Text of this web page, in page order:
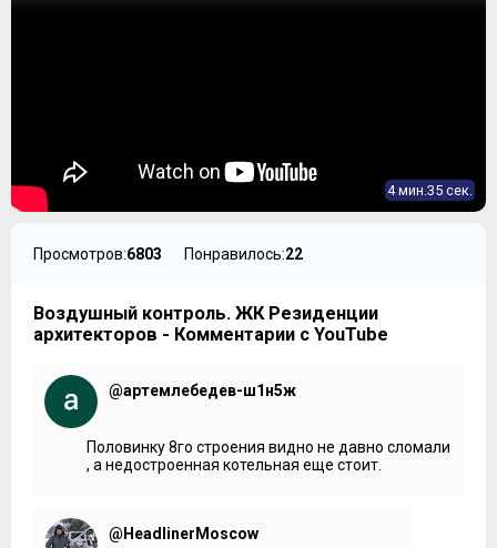
4 мин.35 сек.
Просмотров:6803 Понравилось:22
Воздушный контроль. ЖК Резиденции
архитекторов - Комментарии с YouTube
@артемлебедев-ш1н5ж
Половинку 8го строения видно не давно сломали
, а недостроенная котельная еще стоит.
@HeadlinerMoscow